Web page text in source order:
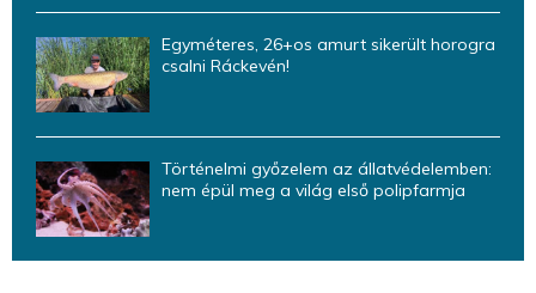
Egyméteres, 26+os amurt sikerült horogra
csalni Ráckevén!
Történelmi győzelem az állatvédelemben:
nem épül meg a világ első polipfarmja